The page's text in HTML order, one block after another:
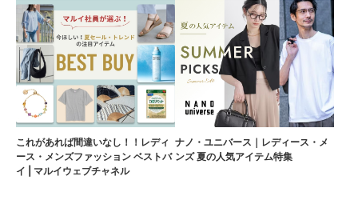
これがあれば間違いなし！！レディ
ース・メンズファッション ベストバ
イ | マルイウェブチャネル
ナノ・ユニバース｜レディース・メ
ンズ 夏の人気アイテム特集